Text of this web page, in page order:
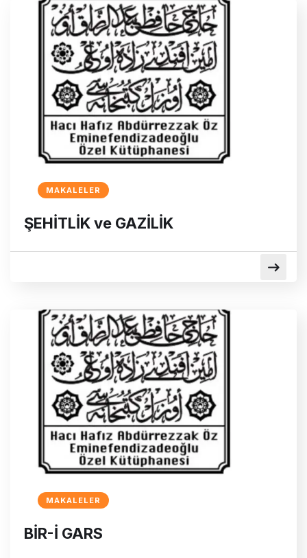
MAKALELER
ŞEHİTLİK ve GAZİLİK
MAKALELER
BİR-İ GARS